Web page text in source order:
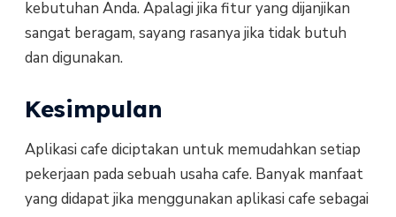
kebutuhan Anda. Apalagi jika fitur yang dijanjikan
sangat beragam, sayang rasanya jika tidak butuh
dan digunakan.
Kesimpulan
Aplikasi cafe diciptakan untuk memudahkan setiap
pekerjaan pada sebuah usaha cafe. Banyak manfaat
yang didapat jika menggunakan aplikasi cafe sebagai